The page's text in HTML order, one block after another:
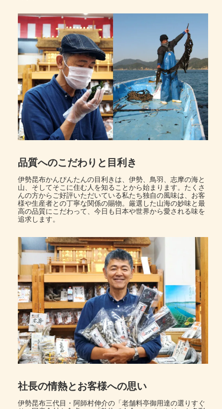
品質へのこだわりと目利き
伊勢昆布かんぴんたんの目利きは、伊勢、鳥羽、志摩の海と
山、そしてそこに住む人を知ることから始まります。たくさ
んの方からご好評いただいている私たち独自の風味は、お客
様や生産者との丁寧な関係の賜物。厳選した山海の妙味と最
高の品質にこだわって、今日も日本や世界から愛される味を
追求します。
社長の情熱とお客様への思い
伊勢昆布三代目・阿師村伸介の「老舗料亭御用達の選りすぐ